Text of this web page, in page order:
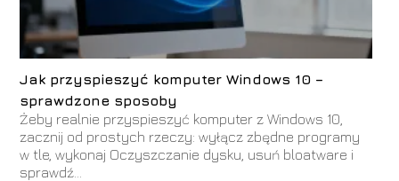
Jak przyspieszyć komputer Windows 10 –
sprawdzone sposoby
Żeby realnie przyspieszyć komputer z Windows 10,
zacznij od prostych rzeczy: wyłącz zbędne programy
w tle, wykonaj Oczyszczanie dysku, usuń bloatware i
sprawdź...